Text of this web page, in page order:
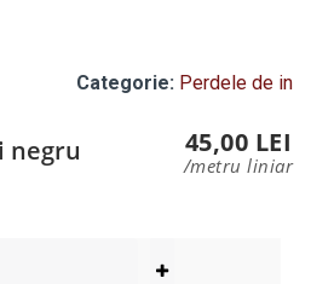
Categorie: Perdele de in
negru 45,00 LEI
/metru liniar